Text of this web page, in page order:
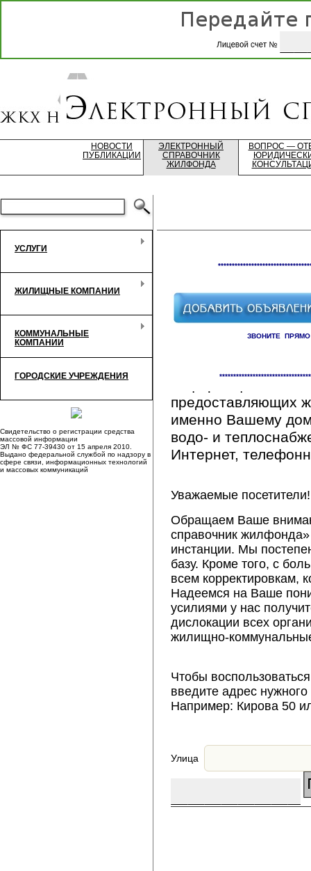
НОВОСТИ
ПУБЛИКАЦИИ
ЭЛЕКТРОННЫЙ
СПРАВОЧНИК
ЖИЛФОНДА
ВОПРОС —
УСЛУГИ
ЖИЛИЩНЫЕ КОМПАНИИ
КОММУНАЛЬНЫЕ
КОМПАНИИ
ГОРОДСКИЕ УЧРЕЖДЕНИЯ
Свидетельство о регистрации средства
массовой информации
ЭЛ № ФС 77-39430 от 15 апреля 2010.
Выдано федеральной службой по надзору в
сфере связи, информационных технологий
и массовых коммуникаций
ЗВОНИТЕ
предоставляющих
именно Вашему
водо- и
Интернет,
Уважаемые посетители!
Обращаем Ваше
справочник
инстанции. Мы
базу. Кроме того, с
всем корректировкам,
Надеемся на Ваше
усилиями у нас
дислокации всех
жилищно-
Чтобы
введите адрес
Например: Кирова 50
Улица